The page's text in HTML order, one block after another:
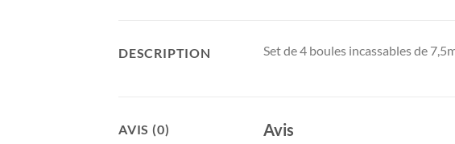
DESCRIPTION Set de 4 boules incassables de
AVIS (0) Avis